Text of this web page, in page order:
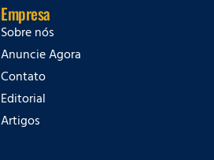
Empresa
Sobre nós
Anuncie Agora
Contato
Editorial
Artigos